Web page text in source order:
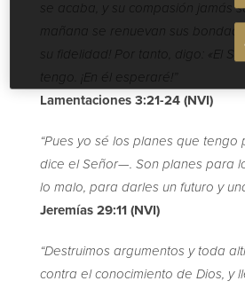
se acaba, y su compasión jamás
mañana se renuevan sus
su fidelidad! Por tanto, digo: «El
tengo. ¡En él esperaré!‬‬‬‬‬‬‬‬”‬
Lamentaciones‬ ‭3:21-24 ‬(NVI)
‭“Pues yo sé los planes que
dice el Señor—. Son planes para
lo malo, para darles un futuro y
Jeremías‬ ‭29:11‬ (NVI)
“Destruimos argumentos y toda
contra el conocimiento de Dios, y